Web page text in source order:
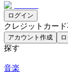
ログイン
クレジットカー
アカウント作成
探す
音楽